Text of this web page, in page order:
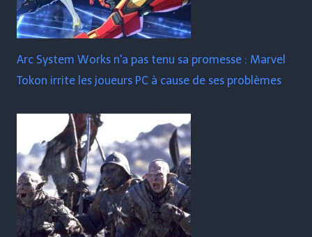
Arc System Works n'a pas tenu sa promesse : Marvel
Tokon irrite les joueurs PC à cause de ses problèmes